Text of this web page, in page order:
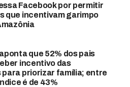
Facebook por permitir
que incentivam garimpo
que 52% dos pais
incentivo das
para priorizar família; entre
é de 43%